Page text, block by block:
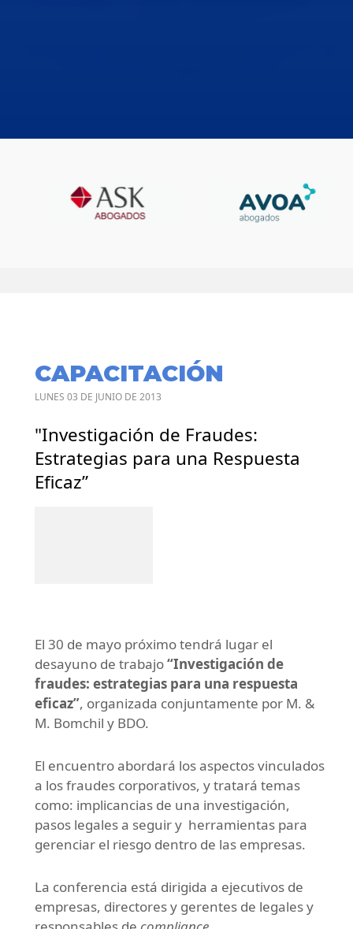
CAPACITACIÓN
LUNES 03 DE JUNIO DE 2013
"Investigación de Fraudes:
Estrategias para una Respuesta
Eficaz”
El 30 de mayo próximo tendrá lugar el
desayuno de trabajo“Investigación de
fraudes: estrategias para una respuesta
eficaz”, organizada conjuntamente por M. &
M. Bomchil y BDO.
El encuentro abordará los aspectos vinculados
a los fraudes corporativos, y tratará temas
como: implicancias de una investigación,
pasos legales a seguir y herramientas para
gerenciar el riesgo dentro de las empresas.
La conferencia está dirigida a ejecutivos de
empresas, directores y gerentes de legales y